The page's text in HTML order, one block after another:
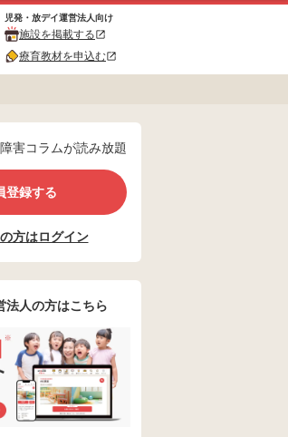
児発・放デイ運営法人向け
施設を掲載する
療育教材を申込む
害コラムが読み放題
登録する
方はログイン
法人の方はこちら